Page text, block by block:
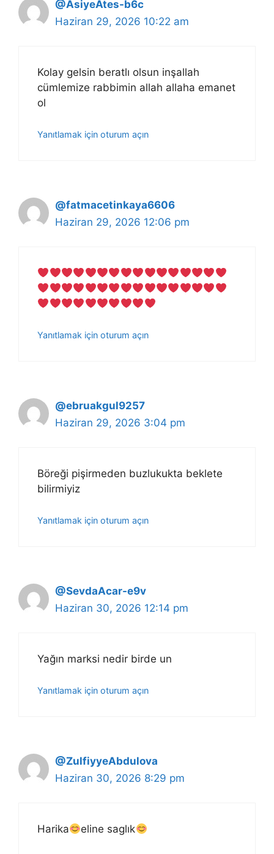
@AsiyeAtes-b6c
Haziran 29, 2026 10:22 am
Kolay gelsin beratlı olsun inşallah
cümlemize rabbimin allah allaha emanet
ol
Yanıtlamak için oturum açın
@fatmacetinkaya6606
Haziran 29, 2026 12:06 pm
Yanıtlamak için oturum açın
@ebruakgul9257
Haziran 29, 2026 3:04 pm
Böreği pişirmeden buzlukukta beklete
bilirmiyiz
Yanıtlamak için oturum açın
@SevdaAcar-e9v
Haziran 30, 2026 12:14 pm
Yağın marksi nedir birde un
Yanıtlamak için oturum açın
@ZulfiyyeAbdulova
Haziran 30, 2026 8:29 pm
Harika eline saglık